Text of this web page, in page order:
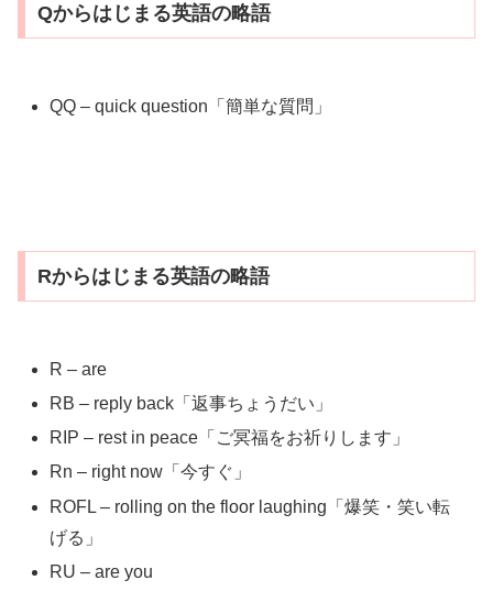
Qからはじまる英語の略語
QQ – quick question「簡単な質問」
Rからはじまる英語の略語
R – are
RB – reply back「返事ちょうだい」
RIP – rest in peace「ご冥福をお祈りします」
Rn – right now「今すぐ」
ROFL – rolling on the floor laughing「爆笑・笑い転
げる」
RU – are you